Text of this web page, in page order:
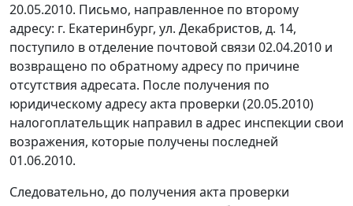
20.05.2010. Письмо, направленное по второму
адресу: г. Екатеринбург, ул. Декабристов, д. 14,
поступило в отделение почтовой связи 02.04.2010 и
возвращено по обратному адресу по причине
отсутствия адресата. После получения по
юридическому адресу акта проверки (20.05.2010)
налогоплательщик направил в адрес инспекции свои
возражения, которые получены последней
01.06.2010.
Следовательно, до получения акта проверки